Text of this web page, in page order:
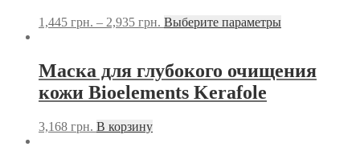
1,445 грн. – 2,935 грн. Выберите параметры
Маска для глубокого очищения
кожи Bioelements Kerafole
3,168 грн. В корзину